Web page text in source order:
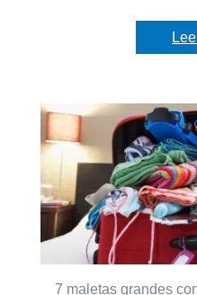
7 maletas grandes